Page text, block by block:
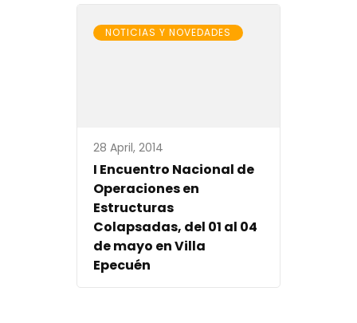
NOTICIAS Y NOVEDADES
28 April, 2014
I Encuentro Nacional de
Operaciones en
Estructuras
Colapsadas, del 01 al 04
de mayo en Villa
Epecuén